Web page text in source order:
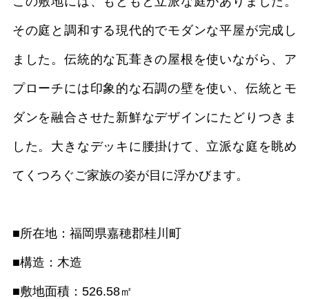
その庭と調和する現代的でモダンな平屋が完成し
ました。伝統的な瓦葺きの屋根を使いながら、ア
プローチには印象的な石調の壁を使い、伝統とモ
ダンを融合させた新鮮なデザインにたどりつきま
した。大きなデッキに腰掛けて、立派な庭を眺め
てくつろぐご家族の姿が目に浮かびます。
■所在地：福岡県嘉穂郡桂川町
■構造：木造
■敷地面積：526.58㎡